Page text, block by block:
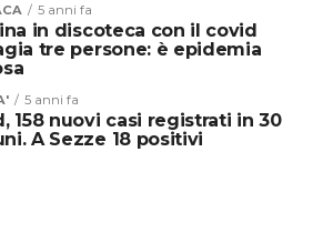
5 anni fa
in discoteca con il covid
tre persone: è epidemia
5 anni fa
158 nuovi casi registrati in 30
A Sezze 18 positivi